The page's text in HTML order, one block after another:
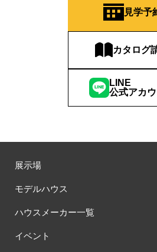
見学予
カタログ
LINE
公式アカ
展示場
モデルハウス
ハウスメーカー一覧
イベント